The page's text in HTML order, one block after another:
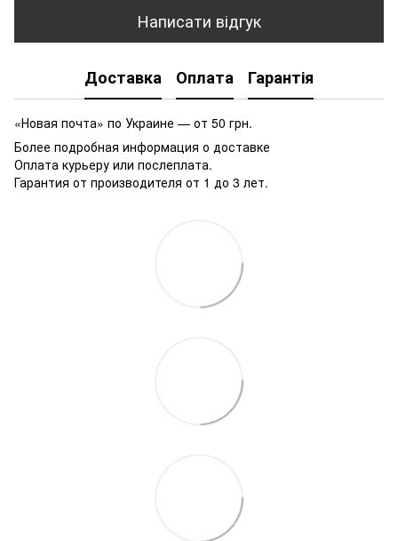
Написати відгук
Доставка Оплата Гарантія
«Новая почта» по Украине — от 50 грн.
Более подробная информация о доставке
Оплата курьеру или послеплата.
Гарантия от производителя от 1 до 3 лет.